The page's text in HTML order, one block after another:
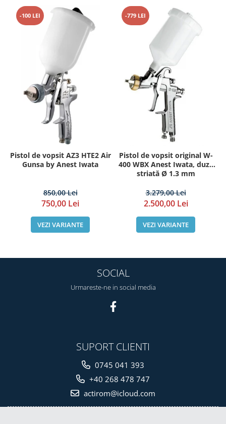
-100 LEI
Pistol de vopsit AZ3 HTE2 Air
Gunsa by Anest Iwata
850,00 Lei
750,00 Lei
VEZI VARIANTE
-779 LEI
Pistol de vopsit original W-
400 WBX Anest Iwata, duză
striată Ø 1.3 mm
3.279,00 Lei
2.500,00 Lei
VEZI VARIANTE
SOCIAL
Urmareste-ne in social media
SUPORT CLIENTI
0745 041 393
+40 268 478 747
actirom@icloud.com